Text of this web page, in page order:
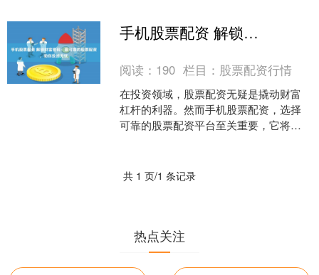
手机股票配资 解锁财富密码：最可靠的股票配资，助你投资无忧
阅读： 190 栏目： 股票配资行情
在投资领域，股票配资无疑是撬动财富
杠杆的利器。然而手机股票配资，选择
可靠的股票配资平台至关重要，它将直
共 1 页/1 条记录
热点关注